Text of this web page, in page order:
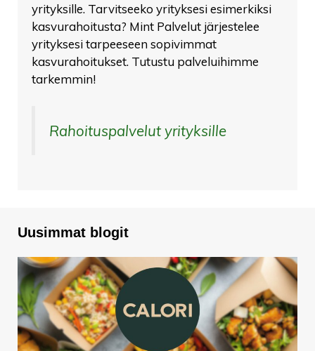
yrityksille. Tarvitseeko yrityksesi esimerkiksi
kasvurahoitusta? Mint Palvelut järjestelee
yrityksesi tarpeeseen sopivimmat
kasvurahoitukset. Tutustu palveluihimme
tarkemmin!
Rahoituspalvelut yrityksille
Uusimmat blogit